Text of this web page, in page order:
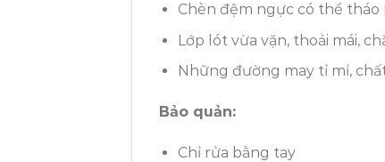
Chèn đệm ngực có thể tháo
Lớp lót vừa vặn, thoải mái,
Những đường may tỉ mỉ,
Bảo quản:
Chỉ rửa bằng tay